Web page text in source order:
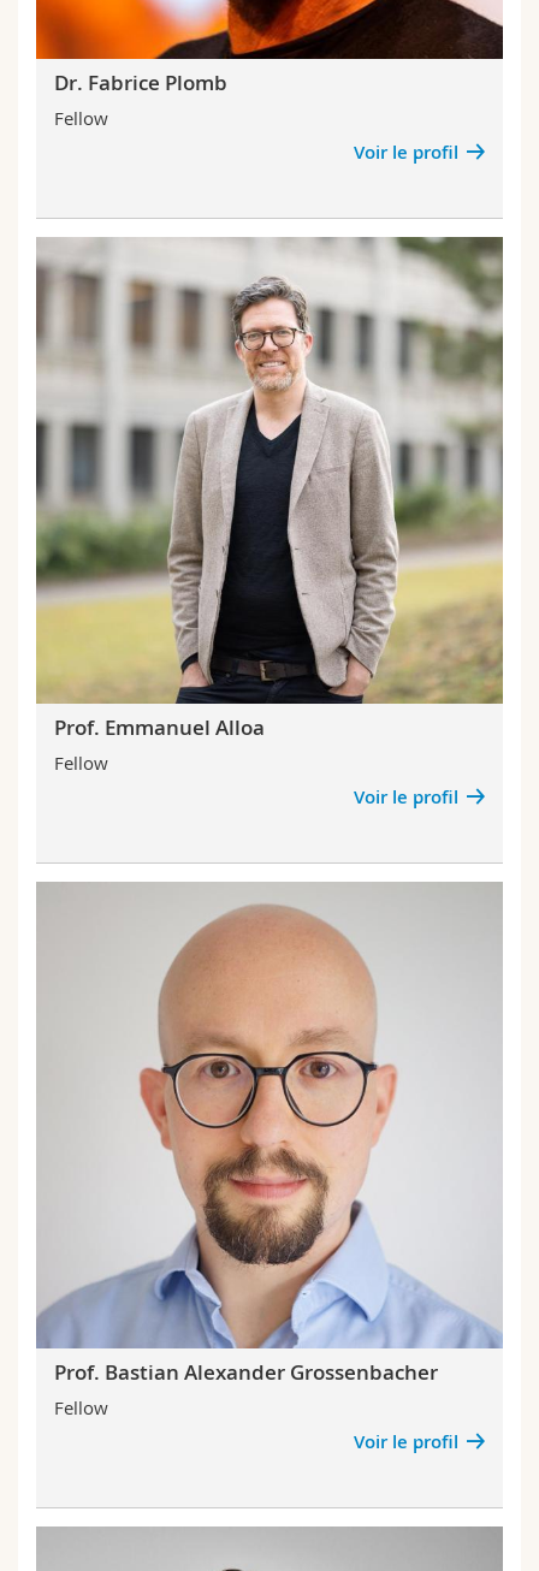
Dr. Fabrice Plomb
Fellow
Voir le profil
Prof. Emmanuel Alloa
Fellow
Voir le profil
Prof. Bastian Alexander Grossenbacher
Fellow
Voir le profil